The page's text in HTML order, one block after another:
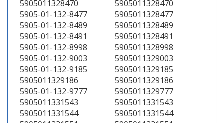
5905011328470
5905011328470
5905-01-132-8477
5905011328477
5905-01-132-8489
5905011328489
5905-01-132-8491
5905011328491
5905-01-132-8998
5905011328998
5905-01-132-9003
5905011329003
5905-01-132-9185
5905011329185
5905011329186
5905011329186
5905-01-132-9777
5905011329777
5905011331543
5905011331543
5905011331544
5905011331544